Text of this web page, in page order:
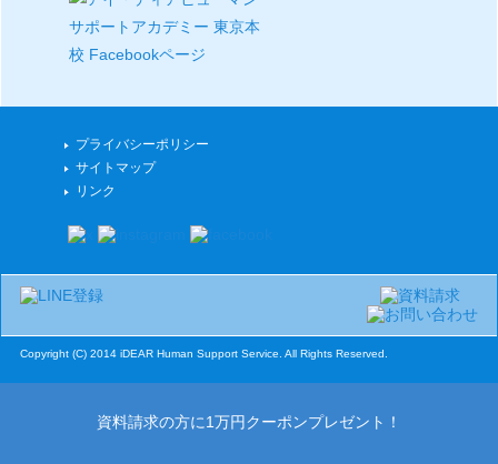
プライバシーポリシー
サイトマップ
リンク
Copyright (C) 2014 iDEAR Human Support Service. All Rights Reserved.
資料請求の方に1万円クーポンプレゼント！